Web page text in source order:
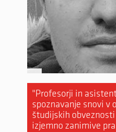
"Profesorji in
spoznavanje snovi v
študijskih
izjemno zanimive